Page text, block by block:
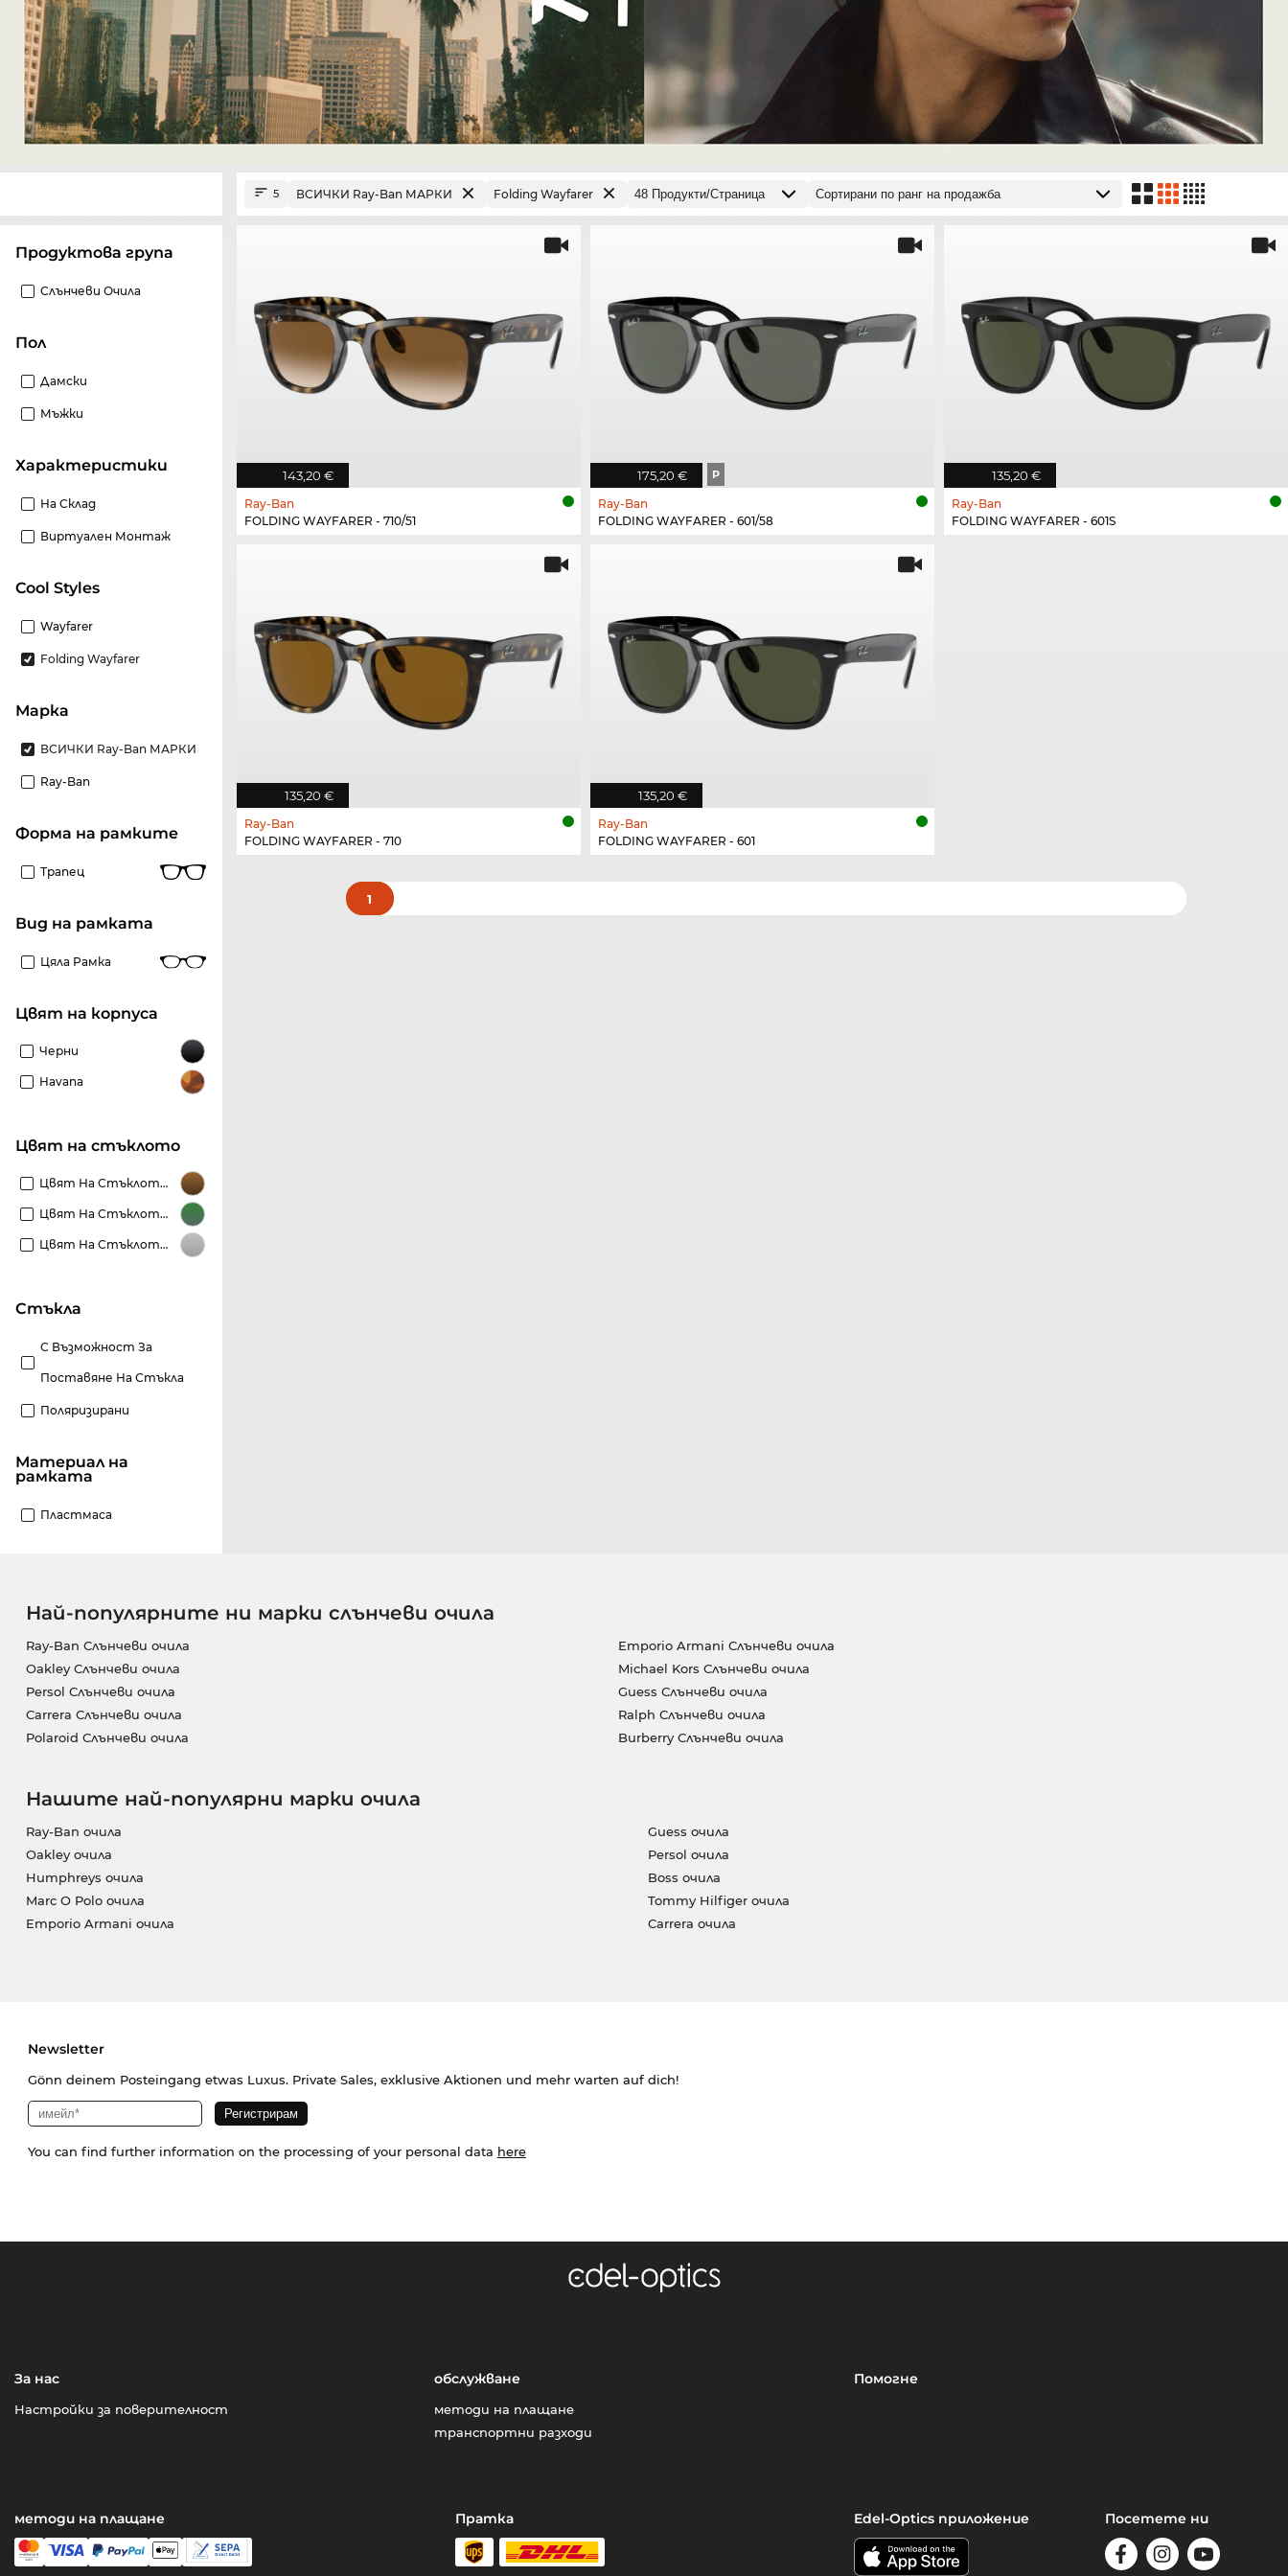
Продуктова група
Слънчеви Очила
Пол
Дамски
Мъжки
Характеристики
На Склад
Виртуален Монтаж
Cool Styles
Wayfarer
Folding Wayfarer
Марка
ВСИЧКИ Ray-Ban МАРКИ
Ray-Ban
Форма на рамките
Трапец
Вид на рамката
Цяла Рамка
Цвят на корпуса
Черни
Havana
Цвят на стъклото
Цвят На Стъклото Кафяви
Цвят На Стъклото Зелени
Цвят На Стъклото Сиви
стъкла
С Възможност За
Поставяне На Стъкла
Поляризирани
материал на
рамката
Пластмаса
5 ВСИЧКИ Ray-Ban МАРКИ Folding Wayfarer
143,20 €
Ray-Ban
FOLDING WAYFARER - 710/51
175,20 € P
Ray-Ban
FOLDING WAYFARER - 601/58
135,20 €
Ray-Ban
FOLDING WAYFARER - 601S
135,20 €
Ray-Ban
FOLDING WAYFARER - 710
135,20 €
Ray-Ban
FOLDING WAYFARER - 601
1
Най-популярните ни марки слънчеви очила
Ray-Ban Слънчеви очила
Oakley Слънчеви очила
Persol Слънчеви очила
Carrera Слънчеви очила
Polaroid Слънчеви очила
Emporio Armani Слънчеви очила
Michael Kors Слънчеви очила
Guess Слънчеви очила
Ralph Слънчеви очила
Burberry Слънчеви очила
Нашите най-популярни марки очила
Ray-Ban очила
Oakley очила
Humphreys очила
Marc O Polo очила
Emporio Armani очила
Guess очила
Persol очила
Boss очила
Tommy Hilfiger очила
Carrera очила
Newsletter
Gönn deinem Posteingang etwas Luxus. Private Sales, exklusive Aktionen und mehr warten auf dich!
You can find further information on the processing of your personal data here
За нас
Настройки за поверителност
обслужване
методи на плащане
транспортни разходи
Помогне
методи на плащане Пратка Edel-Optics приложение Посетете ни